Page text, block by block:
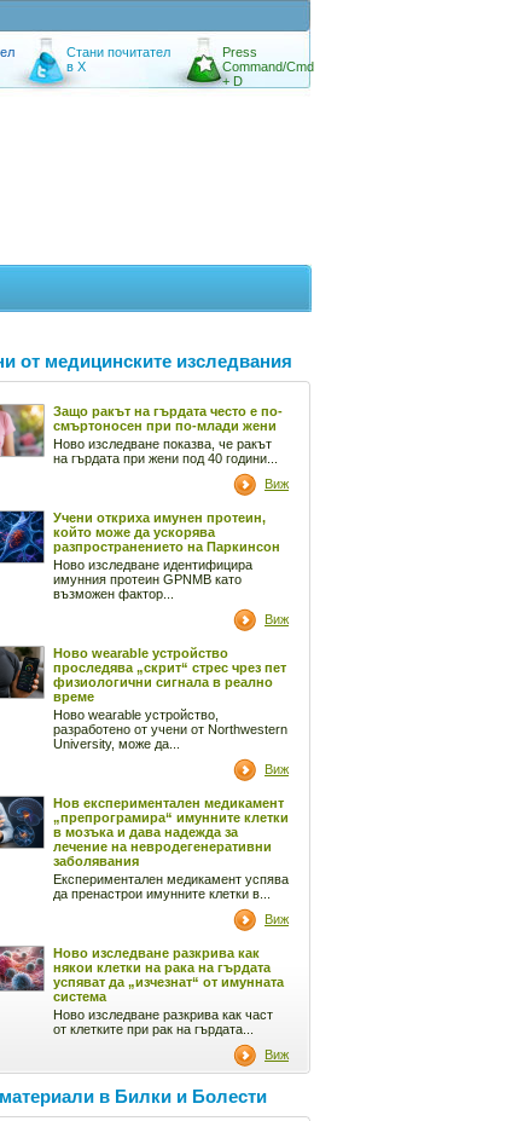
Стани почитател
в X
Press
Command/Cmd
+ D
от медицинските изследвания
Защо ракът на гърдата често е по-
смъртоносен при по-млади жени
Ново изследване показва, че ракът
на гърдата при жени под 40 години...
Виж
Учени откриха имунен протеин,
който може да ускорява
разпространението на Паркинсон
Ново изследване идентифицира
имунния протеин GPNMB като
възможен фактор...
Виж
Ново wearable устройство
проследява „скрит“ стрес чрез пет
физиологични сигнала в реално
време
Ново wearable устройство,
разработено от учени от Northwestern
University, може да...
Виж
Нов експериментален медикамент
„препрограмира“ имунните клетки
в мозъка и дава надежда за
лечение на невродегенеративни
заболявания
Експериментален медикамент успява
да пренастрои имунните клетки в...
Виж
Ново изследване разкрива как
някои клетки на рака на гърдата
успяват да „изчезнат“ от имунната
система
Ново изследване разкрива как част
от клетките при рак на гърдата...
Виж
в Билки и Болести